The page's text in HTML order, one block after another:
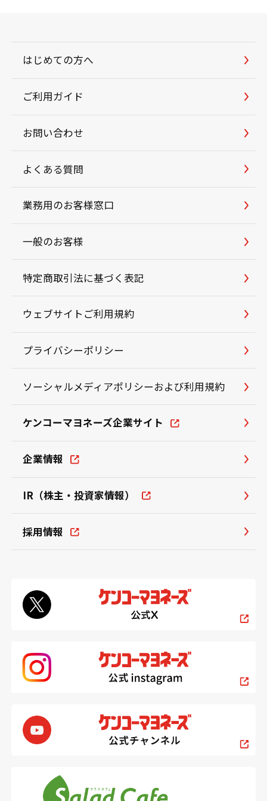
はじめての方へ
ご利用ガイド
お問い合わせ
よくある質問
業務用のお客様窓口
一般のお客様
特定商取引法に基づく表記
ウェブサイトご利用規約
プライバシーポリシー
ソーシャルメディアポリシーおよび利用規約
ケンコーマヨネーズ企業サイト
企業情報
IR（株主・投資家情報）
採用情報